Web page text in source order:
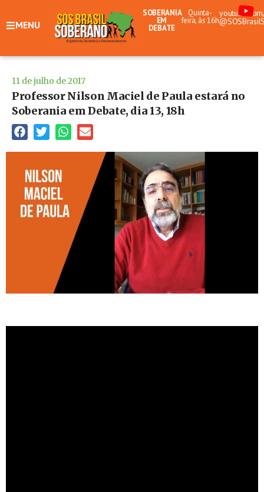
MENU
SOBERANIA
EM
DEBATE
Quinta-
feira, às 16h
11 de julho de 2017
Professor Nilson Maciel de Paula estará no
Soberania em Debate, dia 13, 18h